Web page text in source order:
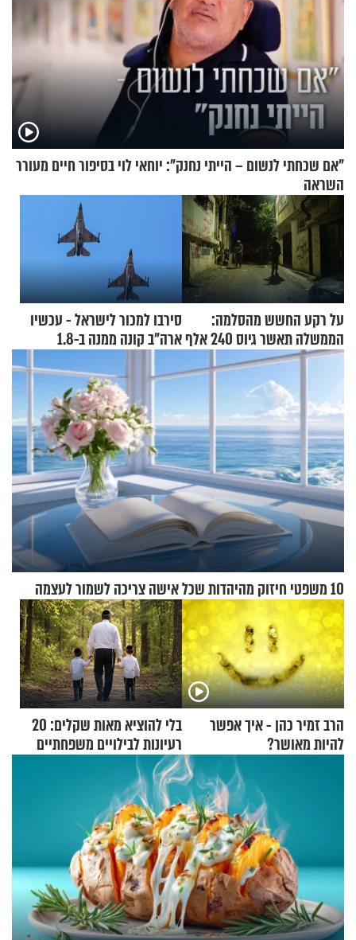
"אם שכחתי לנשום – הייתי נחנק": יוחאי לוי בסיפור חיים מעורר
השראה
על רקע החשש מהסלמה:
הממשלה תאשר גיוס 240 אלף
אנשי מילואים
סירבו למכור לישראל - עכשיו
ארה"ב קונה ממנה ב-1.8
10 משפטי חיזוק מהיהדות שכל אישה צריכה לשמור לעצמה
הרב זמיר כהן - איך אפשר
להיות מאושר?
בלי להוציא מאות שקלים: 20
רעיונות לבילויים משפחתיים
כמעט בחינם